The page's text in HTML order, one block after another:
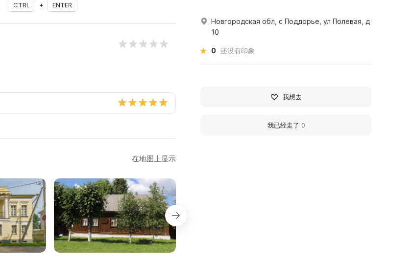
CTRL + ENTER
在地图上显示
Новгородская обл, с Поддорье, ул Полевая, д
10
0 还没有印象
我想去
我已经走了 0